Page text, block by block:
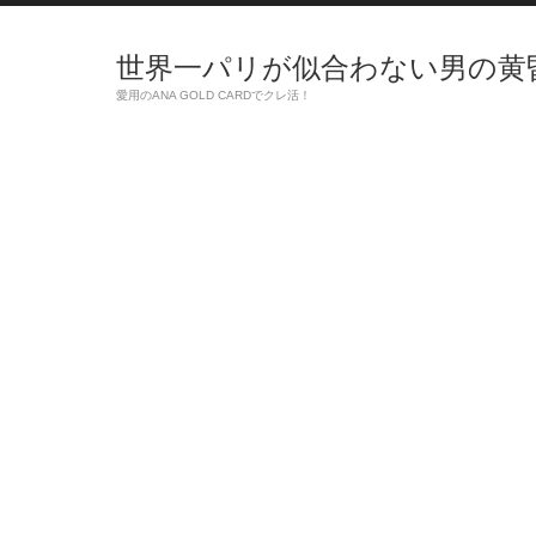
世界一パリが似合わない男の黄
愛用のANA GOLD CARDでクレ活！